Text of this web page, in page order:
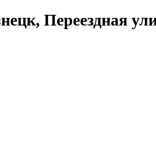
Переездная